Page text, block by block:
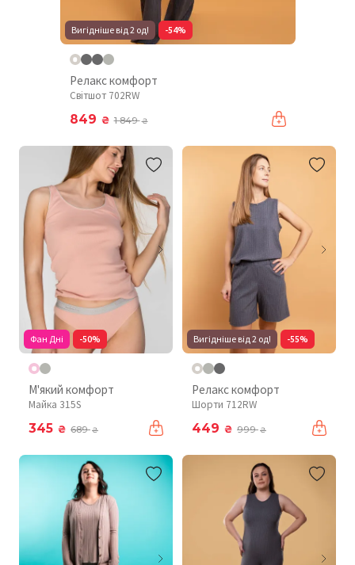
Вигідніше від 2 од! -54%
Релакс комфорт
Світшот 702RW
849 ₴ 1 849₴
Фан Дні -50%
М'який комфорт
Майка 315S
345 ₴ 689₴
Вигідніше від 2 од! -55%
Релакс комфорт
Шорти 712RW
449 ₴ 999₴